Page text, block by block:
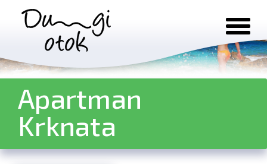
Salta al contenuto
Apartman
Krknata